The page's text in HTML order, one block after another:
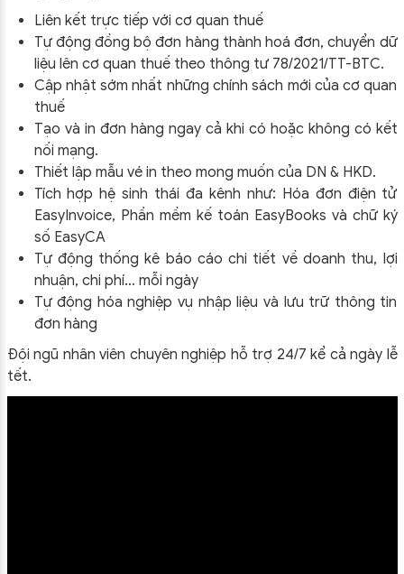
Liên kết trực tiếp với cơ quan thuế
Tự động đồng bộ đơn hàng thành hoá đơn, chuyển dữ
liệu lên cơ quan thuế theo thông tư 78/2021/TT-BTC.
Cập nhật sớm nhất những chính sách mới của cơ quan
thuế
Tạo và in đơn hàng ngay cả khi có hoặc không có kết
nối mạng.
Thiết lập mẫu vé in theo mong muốn của DN & HKD.
Tích hợp hệ sinh thái đa kênh như: Hóa đơn điện tử
EasyInvoice, Phần mềm kế toán EasyBooks và chữ ký
số EasyCA
Tự động thống kê báo cáo chi tiết về doanh thu, lợi
nhuận, chi phí… mỗi ngày
Tự động hóa nghiệp vụ nhập liệu và lưu trữ thông tin
đơn hàng
Đội ngũ nhân viên chuyên nghiệp hỗ trợ 24/7 kể cả ngày lễ
tết.